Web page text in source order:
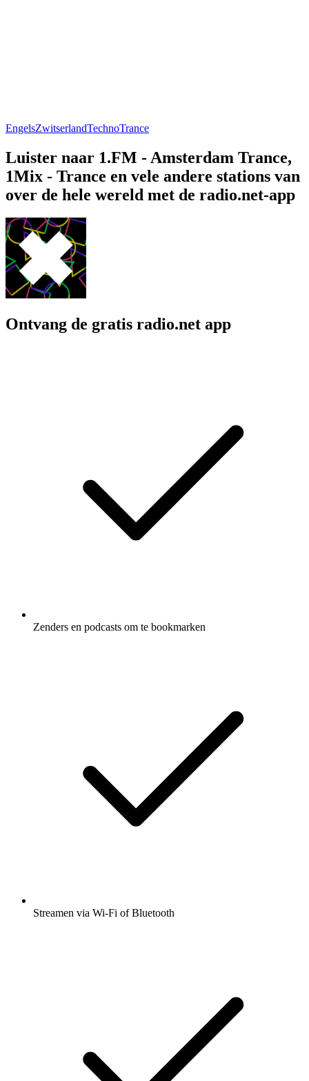
EngelsZwitserlandTechnoTrance
Luister naar 1.FM - Amsterdam Trance,
1Mix - Trance en vele andere stations van
over de hele wereld met de radio.net-app
Ontvang de gratis radio.net app
Zenders en podcasts om te bookmarken
Streamen via Wi-Fi of Bluetooth